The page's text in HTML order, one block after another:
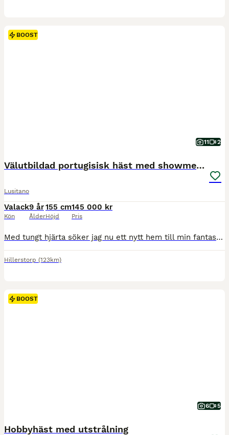
BOOST
11 2
Välutbildad portugisisk häst med showmeriter
Lusitano
Valack
Kön
9 år
Ålder
155 cm
Höjd
145 000 kr
Pris
Med tungt hjärta söker jag nu ett nytt hem till min fantastiska portugisiska häst Nilton, 9 år (ONC-pass). Nilton är en mycket välutbildad häst med stor personlighet, energi och arbetsglädje. Han är modig och inte lättskrämd. Han är lätt för hjälperna och mycket responsiv, vilket gör att han uppskattar en mjuk, erfaren och välbalanserad ryttare. Hans fina utbildning och k
Hillerstorp (123km)
BOOST
6 5
Hobbyhäst med utstrålning